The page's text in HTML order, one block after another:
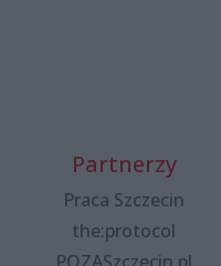
Partnerzy
Praca Szczecin
the:protocol